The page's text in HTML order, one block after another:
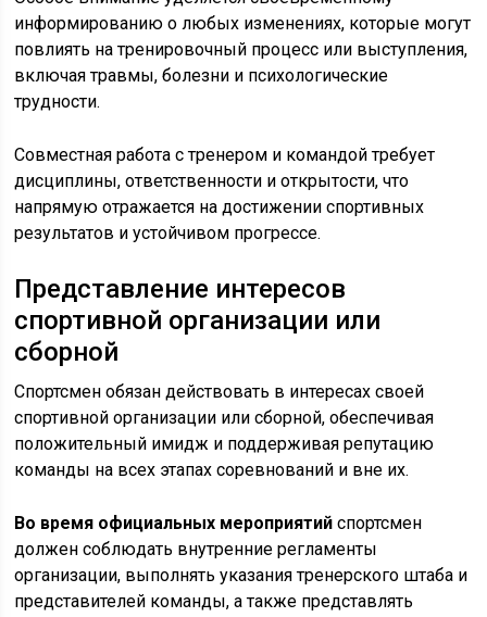
информированию о любых изменениях, которые могут
повлиять на тренировочный процесс или выступления,
включая травмы, болезни и психологические
трудности.
Совместная работа с тренером и командой требует
дисциплины, ответственности и открытости, что
напрямую отражается на достижении спортивных
результатов и устойчивом прогрессе.
Представление интересов
спортивной организации или
сборной
Спортсмен обязан действовать в интересах своей
спортивной организации или сборной, обеспечивая
положительный имидж и поддерживая репутацию
команды на всех этапах соревнований и вне их.
Во время официальных мероприятий спортсмен
должен соблюдать внутренние регламенты
организации, выполнять указания тренерского штаба и
представителей команды, а также представлять